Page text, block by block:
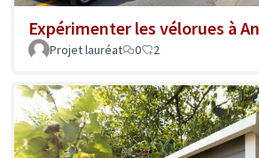
Expérimenter les vélorues à
Projet lauréat 0 2